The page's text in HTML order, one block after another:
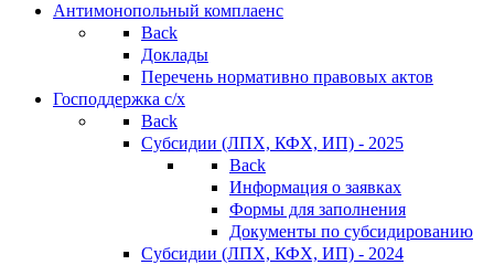
Антимонопольный комплаенс
Back
Доклады
Перечень нормативно правовых актов
Господдержка с/х
Back
Субсидии (ЛПХ, КФХ, ИП) - 2025
Back
Информация о заявках
Формы для заполнения
Документы по субсидированию
Субсидии (ЛПХ, КФХ, ИП) - 2024